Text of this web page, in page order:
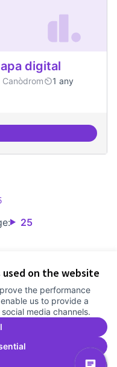
on the website
the performance
us to provide a
media channels.
digital
1 any
línia de DDHH i capa
25